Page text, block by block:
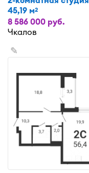
45,19 м2
8 586 000 руб.
Чкалов
✎